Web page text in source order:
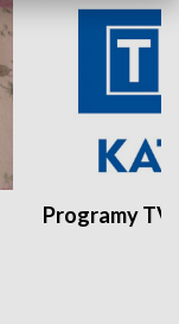
Programy